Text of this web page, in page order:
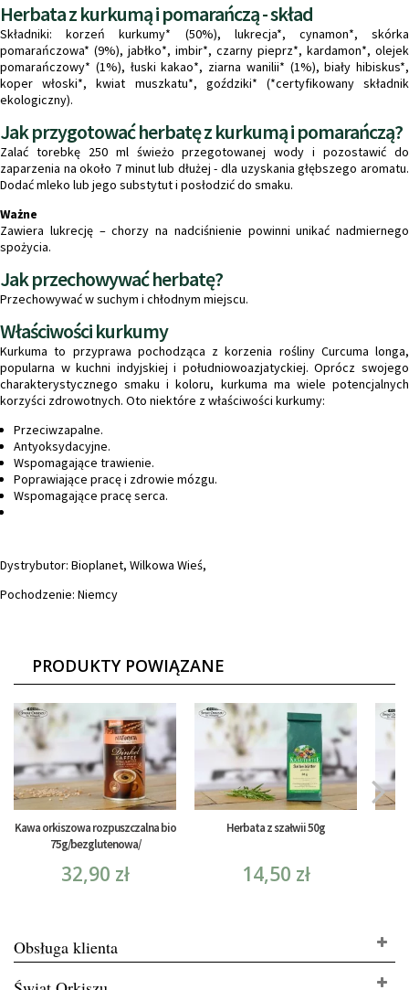
Herbata z kurkumą i pomarańczą - skład
Składniki: korzeń kurkumy* (50%), lukrecja*, cynamon*, skórka
pomarańczowa* (9%), jabłko*, imbir*, czarny pieprz*, kardamon*, olejek
pomarańczowy* (1%), łuski kakao*, ziarna wanilii* (1%), biały hibiskus*,
koper włoski*, kwiat muszkatu*, goździki* (*certyfikowany składnik
ekologiczny).
Jak przygotować herbatę z kurkumą i pomarańczą?
Zalać torebkę 250 ml świeżo przegotowanej wody i pozostawić do
zaparzenia na około 7 minut lub dłużej - dla uzyskania głębszego aromatu.
Dodać mleko lub jego substytut i posłodzić do smaku.
Ważne
Zawiera lukrecję – chorzy na nadciśnienie powinni unikać nadmiernego
spożycia.
Jak przechowywać herbatę?
Przechowywać w suchym i chłodnym miejscu.
Właściwości kurkumy
Kurkuma to przyprawa pochodząca z korzenia rośliny Curcuma longa,
popularna w kuchni indyjskiej i południowoazjatyckiej. Oprócz swojego
charakterystycznego smaku i koloru, kurkuma ma wiele potencjalnych
korzyści zdrowotnych. Oto niektóre z właściwości kurkumy:
Przeciwzapalne.
Antyoksydacyjne.
Wspomagające trawienie.
Poprawiające pracę i zdrowie mózgu.
Wspomagające pracę serca.
Dystrybutor: Bioplanet, Wilkowa Wieś,
Pochodzenie: Niemcy
PRODUKTY POWIĄZANE
Kawa orkiszowa rozpuszczalna bio
75g/bezglutenowa/
32,90 zł
Herbata z szałwii 50g
14,50 zł
Obsługa klienta